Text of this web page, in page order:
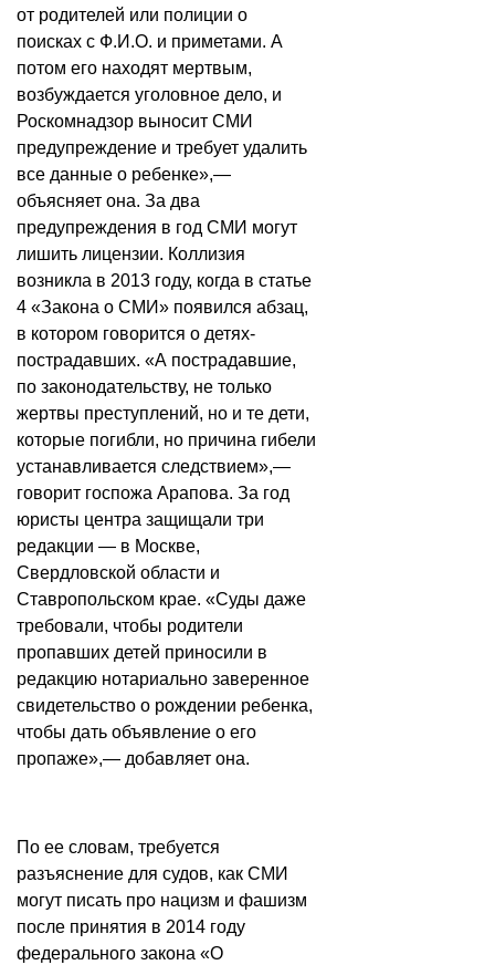
от родителей или полиции о
поисках с Ф.И.О. и приметами. А
потом его находят мертвым,
возбуждается уголовное дело, и
Роскомнадзор выносит СМИ
предупреждение и требует удалить
все данные о ребенке»,—
объясняет она. За два
предупреждения в год СМИ могут
лишить лицензии. Коллизия
возникла в 2013 году, когда в статье
4 «Закона о СМИ» появился абзац,
в котором говорится о детях-
пострадавших. «А пострадавшие,
по законодательству, не только
жертвы преступлений, но и те дети,
которые погибли, но причина гибели
устанавливается следствием»,—
говорит госпожа Арапова. За год
юристы центра защищали три
редакции — в Москве,
Свердловской области и
Ставропольском крае. «Суды даже
требовали, чтобы родители
пропавших детей приносили в
редакцию нотариально заверенное
свидетельство о рождении ребенка,
чтобы дать объявление о его
пропаже»,— добавляет она.
По ее словам, требуется
разъяснение для судов, как СМИ
могут писать про нацизм и фашизм
после принятия в 2014 году
федерального закона «О